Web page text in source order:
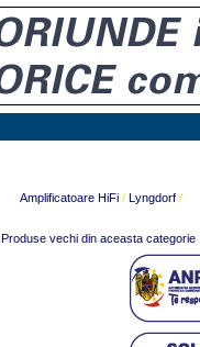
Amplificatoare HiFi/ Lyngdorf/
Produse vechi din aceasta categorie